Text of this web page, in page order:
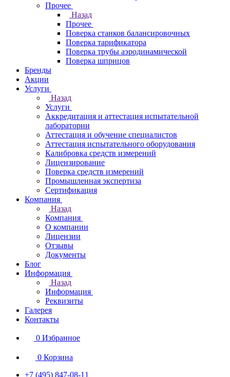
Прочее
Назад
Прочее
Поверка станков балансировочных
Поверка тарификатора
Поверка трубы аэродинамической
Поверка шприцов
Бренды
Акции
Услуги
Назад
Услуги
Аккредитация и аттестация испытательной
лаборатории
Аттестация и обучение специалистов
Аттестация испытательного оборудования
Калибровка средств измерений
Лицензирование
Поверка средств измерений
Промышленная экспертиза
Сертификация
Компания
Назад
Компания
О компании
Лицензии
Отзывы
Документы
Блог
Информация
Назад
Информация
Реквизиты
Галерея
Контакты
0 Избранное
0 Корзина
+7 (495) 847-08-11